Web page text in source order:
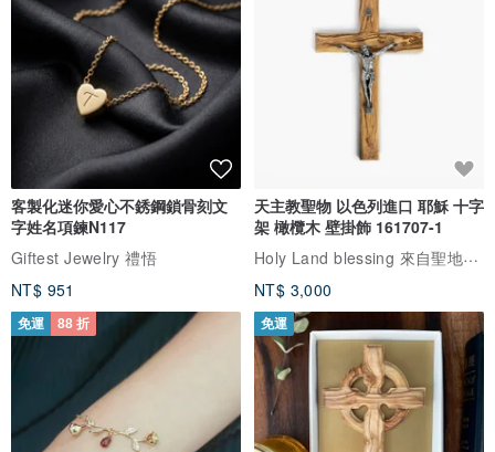
客製化迷你愛心不銹鋼鎖骨刻文
字姓名項鍊N117
Giftest Jewelry 禮悟
NT$ 951
天主教聖物 以色列進口 耶穌 十字
架 橄欖木 壁掛飾 161707-1
Holy Land blessing 來自聖地的祝福
NT$ 3,000
免運 88 折 免運